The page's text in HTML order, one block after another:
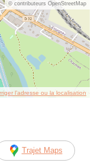
© contributeurs OpenStreetMap
l’adresse ou la localisation
Trajet Maps